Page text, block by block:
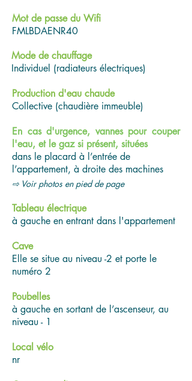
Mot de passe du Wifi
FMLBDAENR40
Mode de chauffage
Individuel (radiateurs électriques)
Production d'eau chaude
Collective (chaudière immeuble)
En cas d'urgence, vannes pour couper
l'eau, et le gaz si présent, situées
dans le placard à l’entrée de
l’appartement, à droite des machines
⇨ Voir photos en pied de page
Tableau électrique
à gauche en entrant dans l'appartement
Cave
Elle se situe au niveau -2 et porte le
numéro 2
Poubelles
à gauche en sortant de l’ascenseur, au
niveau - 1
Local vélo
nr